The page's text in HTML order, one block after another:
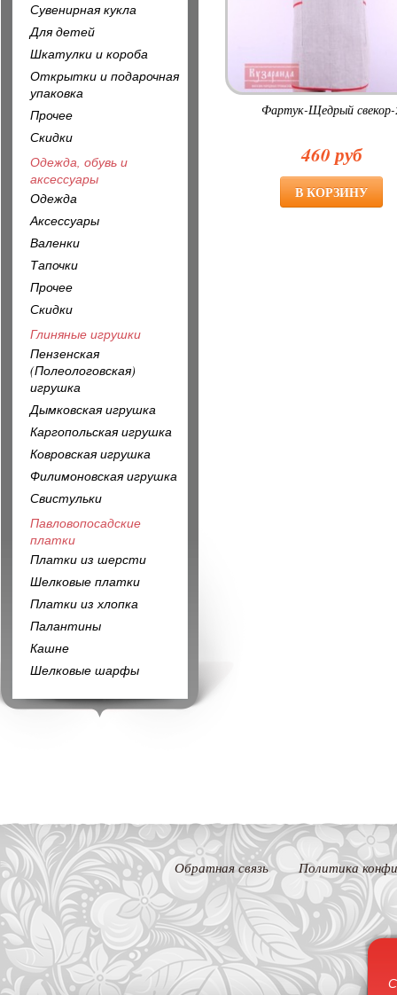
Фартук-Щедрый
460 руб
Сувенирная кукла
Для детей
Шкатулки и короба
Открытки и подарочная
упаковка
Прочее
Скидки
Одежда, обувь и
аксессуары
Одежда
Аксессуары
Валенки
Тапочки
Прочее
Скидки
Глиняные игрушки
Пензенская
(Полеологовская)
игрушка
Дымковская игрушка
Каргопольская игрушка
Ковровская игрушка
Филимоновская игрушка
Свистульки
Павловопосадские
платки
Платки из шерсти
Шелковые платки
Платки из хлопка
Палантины
Кашне
Шелковые шарфы
Обратная связь Политика